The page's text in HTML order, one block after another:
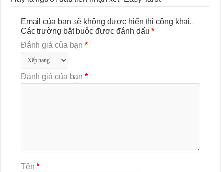
Email của bạn sẽ không được hiển thị công khai.
Các trường bắt buộc được đánh dấu*
Đánh giá của bạn*
Đánh giá của bạn*
Tên*